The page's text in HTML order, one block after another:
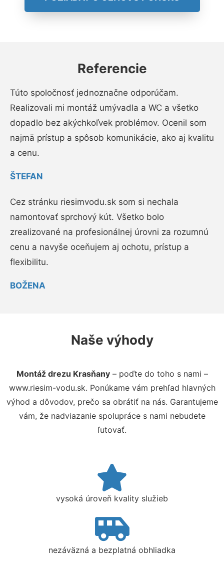
Referencie
Túto spoločnosť jednoznačne odporúčam.
Realizovali mi montáž umývadla a WC a všetko
dopadlo bez akýchkoľvek problémov. Ocenil som
najmä prístup a spôsob komunikácie, ako aj kvalitu
a cenu.
ŠTEFAN
Cez stránku riesimvodu.sk som si nechala
namontovať sprchový kút. Všetko bolo
zrealizované na profesionálnej úrovni za rozumnú
cenu a navyše oceňujem aj ochotu, prístup a
flexibilitu.
BOŽENA
Naše výhody
Montáž drezu Krasňany– poďte do toho s nami –
www.riesim-vodu.sk. Ponúkame vám prehľad hlavných
výhod a dôvodov, prečo sa obrátiť na nás. Garantujeme
vám, že nadviazanie spolupráce s nami nebudete
ľutovať.
vysoká úroveň kvality služieb
nezáväzná a bezplatná obhliadka